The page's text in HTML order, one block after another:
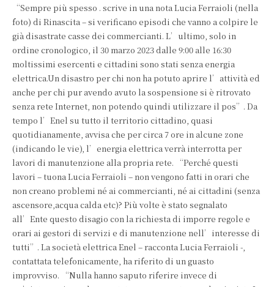
“Sempre più spesso . scrive in una nota Lucia Ferraioli (nella
foto) di Rinascita – si verificano episodi che vanno a colpire le
già disastrate casse dei commercianti. L’ultimo, solo in
ordine cronologico, il 30 marzo 2023 dalle 9:00 alle 16:30
moltissimi esercenti e cittadini sono stati senza energia
elettrica.Un disastro per chi non ha potuto aprire l’attività ed
anche per chi pur avendo avuto la sospensione si è ritrovato
senza rete Internet, non potendo quindi utilizzare il pos”. Da
tempo l’Enel su tutto il territorio cittadino, quasi
quotidianamente, avvisa che per circa 7 ore in alcune zone
(indicando le vie), l’energia elettrica verrà interrotta per
lavori di manutenzione alla propria rete. “Perché questi
lavori – tuona Lucia Ferraioli – non vengono fatti in orari che
non creano problemi né ai commercianti, né ai cittadini (senza
ascensore,acqua calda etc)? Più volte è stato segnalato
all’Ente questo disagio con la richiesta di imporre regole e
orari ai gestori di servizi e di manutenzione nell’interesse di
tutti”. La società elettrica Enel – racconta Lucia Ferraioli -,
contattata telefonicamente, ha riferito di un guasto
improvviso. “Nulla hanno saputo riferire invece di